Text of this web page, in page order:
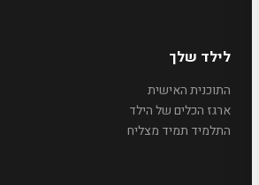
לילד שלך
התוכנית האישית
ארגז הכלים של הילד
התלמיד תמיד מצליח